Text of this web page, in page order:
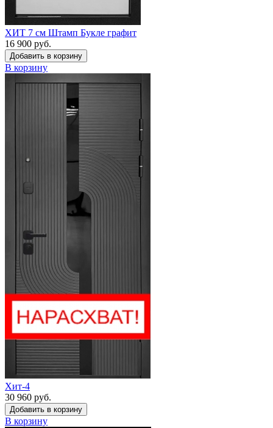
ХИТ 7 см Штамп Букле графит
16 900 руб.
Добавить в корзину
В корзину
Хит-4
30 960 руб.
Добавить в корзину
В корзину